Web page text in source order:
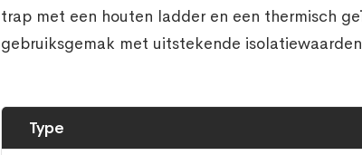
trap met een houten ladder en een thermisch
gebruiksgemak met uitstekende
Type